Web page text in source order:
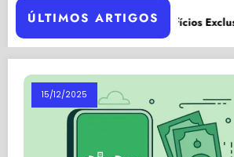
ÚLTIMOS ARTIGOS
Conta Van Gogh: 7 Benefícios Exclusivos
15/12/2025